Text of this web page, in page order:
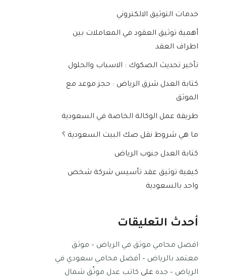
خدمات التوثيق الالكتروني
أهمية توثيق العقود في المعاملات بين
اطراف العقد
تأخير تحديث الصكوك : الاسباب والحلول
كتابة العدل شرق الرياض : حجز موعد مع
الموثق
طريقة عمل الوكالة الخاصة في السعودية
ما هي شروط نقل صك البيت السعودية ؟
كتابة العدل جنوب الرياض
كيفية توثيق عقد تأسيس شركة شخص
واحد بالسعودية
أحدث التعليقات
افضل محامي موثق في الرياض – موثق
معتمد بالرياض – أفضل محامي سعودي في
الرياض – جده على كاتب عدل موثّق شمال